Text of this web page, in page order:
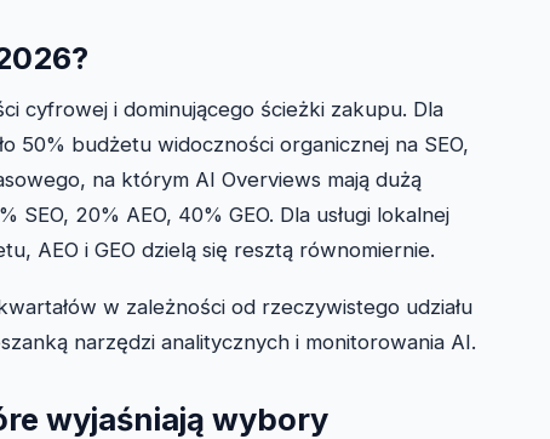
cyfrowej i dominującego ścieżki zakupu. Dla
50% budżetu widoczności organicznej na SEO,
na którym AI Overviews mają dużą
20% AEO, 40% GEO. Dla usługi lokalnej
AEO i GEO dzielą się resztą równomiernie.
w zależności od rzeczywistego udziału
narzędzi analitycznych i monitorowania AI.
wyjaśniają wybory